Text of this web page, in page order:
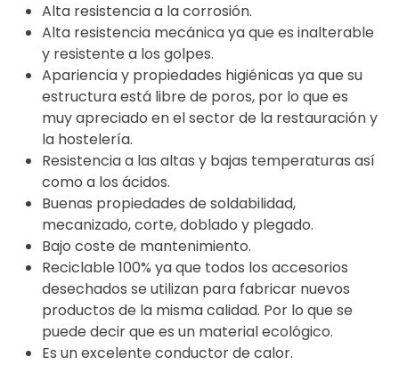
Alta resistencia a la corrosión.
Alta resistencia mecánica ya que es inalterable
y resistente a los golpes.
Apariencia y propiedades higiénicas ya que su
estructura está libre de poros, por lo que es
muy apreciado en el sector de la restauración y
la hostelería.
Resistencia a las altas y bajas temperaturas así
como a los ácidos.
Buenas propiedades de soldabilidad,
mecanizado, corte, doblado y plegado.
Bajo coste de mantenimiento.
Reciclable 100% ya que todos los accesorios
desechados se utilizan para fabricar nuevos
productos de la misma calidad. Por lo que se
puede decir que es un material ecológico.
Es un excelente conductor de calor.